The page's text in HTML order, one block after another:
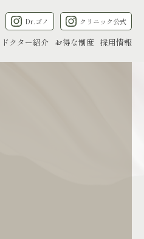
Dr.ゴノ クリニック公式
ドクター紹介 お得な制度 採用情報